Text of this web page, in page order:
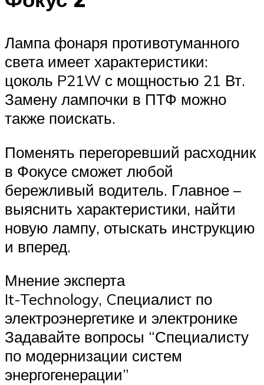
Лампа фонаря противотуманного
света имеет характеристики:
цоколь P21W с мощностью 21 Вт.
Замену лампочки в ПТФ можно
также поискать.
Поменять перегоревший расходник
в Фокусе сможет любой
бережливый водитель. Главное –
выяснить характеристики, найти
новую лампу, отыскать инструкцию
и вперед.
Мнение эксперта
It-Technology, Cпециалист по
электроэнергетике и электронике
Задавайте вопросы “Специалисту
по модернизации систем
энергогенерации”